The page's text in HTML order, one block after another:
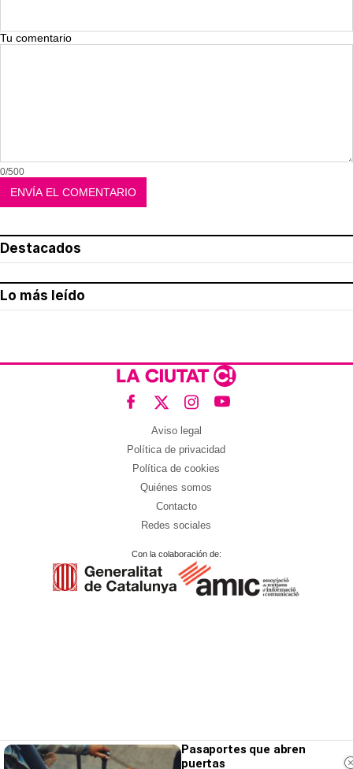
Tu comentario
0/500
Destacados
Lo más leído
Aviso legal
Política de privacidad
Política de cookies
Quiénes somos
Contacto
Redes sociales
Con la colaboración de:
Pasaportes que abren
puertas